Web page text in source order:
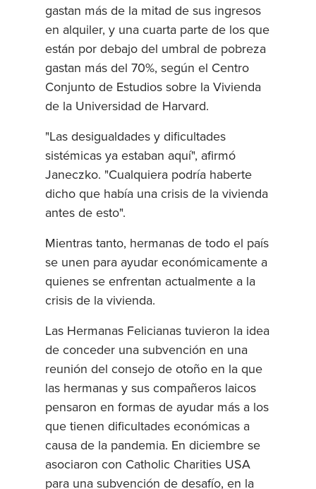
gastan más de la mitad de sus ingresos
en alquiler, y una cuarta parte de los que
están por debajo del umbral de pobreza
gastan más del 70%, según el Centro
Conjunto de Estudios sobre la Vivienda
de la Universidad de Harvard.
"Las desigualdades y dificultades
sistémicas ya estaban aquí", afirmó
Janeczko. "Cualquiera podría haberte
dicho que había una crisis de la vivienda
antes de esto".
Mientras tanto, hermanas de todo el país
se unen para ayudar económicamente a
quienes se enfrentan actualmente a la
crisis de la vivienda.
Las Hermanas Felicianas tuvieron la idea
de conceder una subvención en una
reunión del consejo de otoño en la que
las hermanas y sus compañeros laicos
pensaron en formas de ayudar más a los
que tienen dificultades económicas a
causa de la pandemia. En diciembre se
asociaron con Catholic Charities USA
para una subvención de desafío, en la